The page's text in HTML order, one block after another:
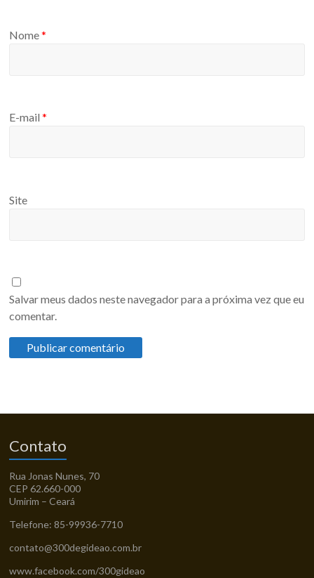
Nome*
E-mail*
Site
Salvar meus dados neste navegador para a próxima vez que eu
comentar.
Contato
Rua Jonas Nunes, 70
CEP 62.660-000
Umirim – Ceará
Telefone: 85-99936-7710
contato@300degideao.com.br
www.facebook.com/300gideao